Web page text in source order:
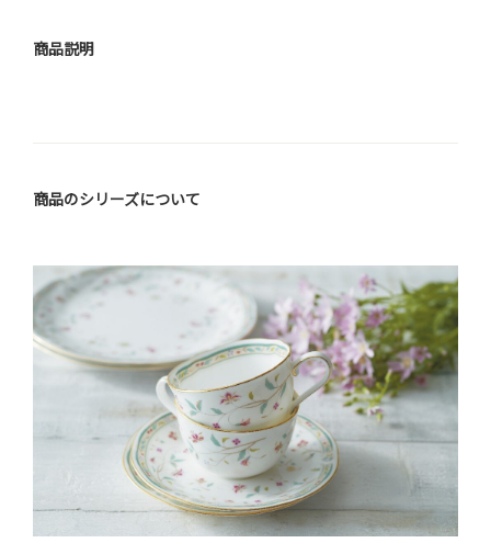
商品説明
商品のシリーズについて